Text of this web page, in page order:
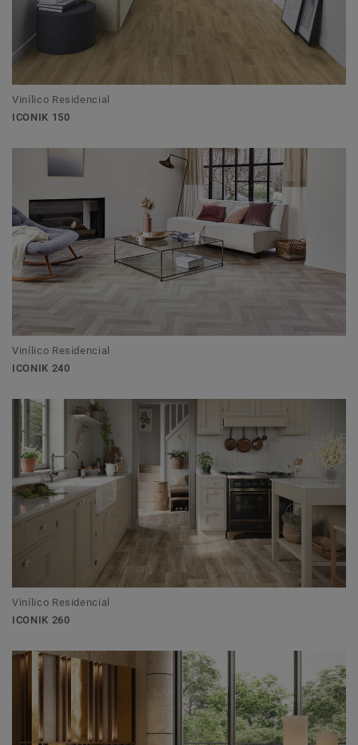
Vinílico Residencial
ICONIK 150
Vinílico Residencial
ICONIK 240
Vinílico Residencial
ICONIK 260